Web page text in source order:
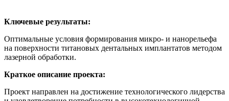
Ключевые результаты:
Оптимальные условия формирования микро- и нанорельефа
на поверхности титановых дентальных имплантатов методом
лазерной обработки.
Краткое описание проекта:
Проект направлен на достижение технологического лидерства